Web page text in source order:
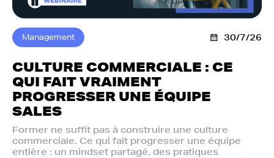
Management 30/7/26
CULTURE COMMERCIALE : CE
QUI FAIT VRAIMENT
PROGRESSER UNE ÉQUIPE
SALES
Former ne suffit pas à construire une culture
commerciale. Ce qui fait progresser une équipe
entière : un mindset partagé, des pratiques